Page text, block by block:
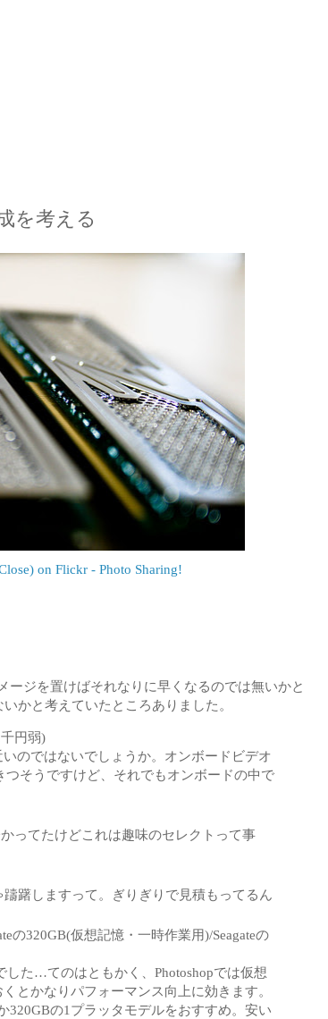
を考える
on Flickr - Photo Sharing!
ジを置けばそれなりに早くなるのでは無いかと
かと考えていたところありました。
円弱)
のではないでしょうか。オンボードビデオ
つそうですけど、それでもオンボードの中で
ってたけどこれは趣味のセレクトって事
躇しますって。ぎりぎりで見積もってるん
の320GB(仮想記憶・一時作業用)/Seagateの
た…てのはともかく、Photoshopでは仮想
とかなりパフォーマンス向上に効きます。
320GBの1プラッタモデルをおすすめ。安い